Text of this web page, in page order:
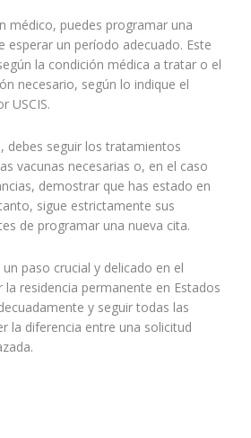
médico, puedes programar una
esperar un período adecuado. Este
la condición médica a tratar o el
necesario, según lo indique el
USCIS.
debes seguir los tratamientos
vacunas necesarias o, en el caso
demostrar que has estado en
sigue estrictamente sus
de programar una nueva cita.
paso crucial y delicado en el
residencia permanente en Estados
y seguir todas las
la diferencia entre una solicitud